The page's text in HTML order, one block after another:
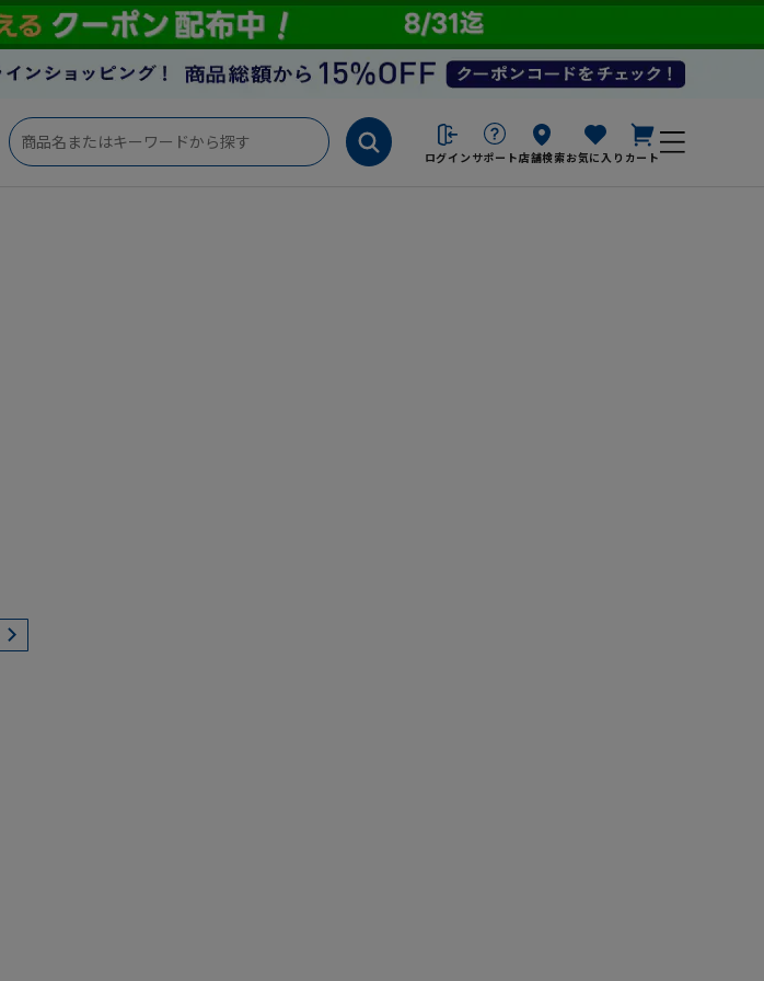
ログイン サポート店舗検索お気に入り カート